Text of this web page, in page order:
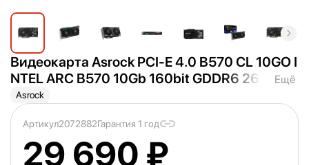
Видеокарта Asrock PCI-E 4.0 B570 CL 10GO I
NTEL ARC B570 10Gb 160bit GDDR6 2600/19
000 HDMIx1 DPx3 HDCP Ret
Ещё
Asrock
Артикул2072882Гарантия 1 год
29 690 ₽